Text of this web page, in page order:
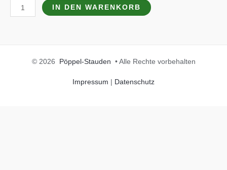
Hosta
x
IN DEN WARENKORB
© 2026 Pöppel-Stauden • Alle Rechte vorbehalten
Impressum | Datenschutz